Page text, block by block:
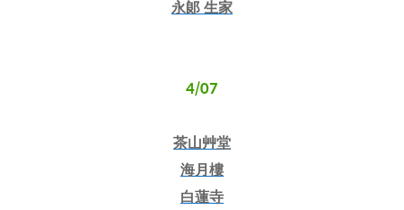
永郞 生家
4/07
茶山艸堂
海月樓
白蓮寺